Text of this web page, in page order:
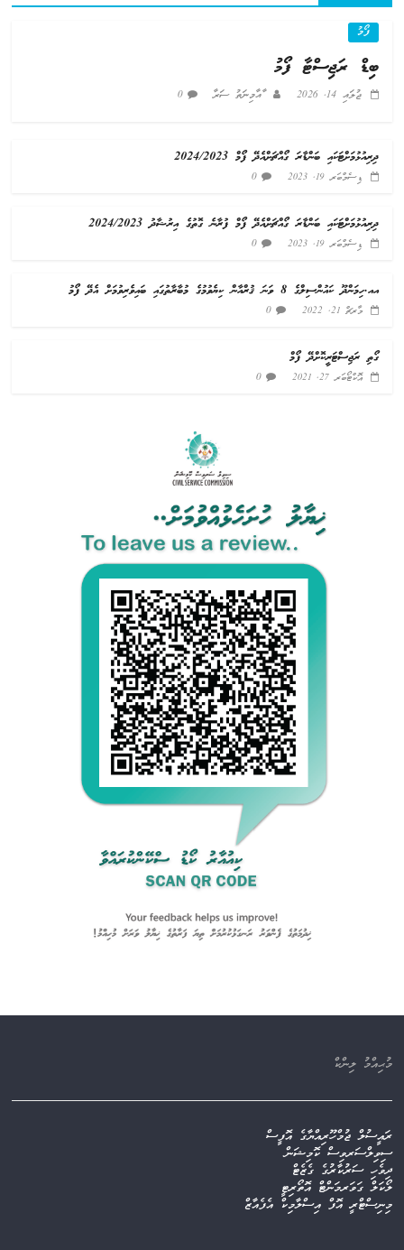
ފޯމު
ބިޑް ރަޖިސްޓާ ފޯމު
ޖުލައި 14, 2026 ާއާމިނަތު ސަރާ 0
ދިރިއުޅުމަށްޓަކައި ބަންޑާރަ ގޯއްޗަށްއެދޭ ފޯމް 2024/2023
ޑިސެމްބަރ 19, 2023 0
ދިރިއުޅުމަށްޓަކައި ބަންޑާރަ ގޯއްޗަށްއެދޭ ފޯމް ފުރާނެ ގޮތުގެ އިރުޝާދު 2024/2023
ޑިސެމްބަރ 19, 2023 0
އއ.ހިމަންދޫ ކައުންސިލްގެ 8 ވަނަ ޤުރްއާން ކިޔެވުމުގެ މުބާރާތުގައި ބައިވެރިވުމަށް އެދޭ ފޯމު
މާރޗް 21, 2022 0
ގޯތި ރަޖިސްޓަރީކޮށްދޭ ފޯމް
އޮކްޓޯބަރ 27, 2021 0
މުޙިއްމު ލިންކް
ރައީސުލް ޖުމްހޫރިއްޔާގެ އޮފީސް
ސިވިލްސަރވިސް ކޮމިޝަން
ދިވެހި ސަރުކާރުގެ ގެޒެޓް
ލޯކަލް ގަވަރމަންޓް އޮތޯރިޓީ
މިނިސްޓްރީ އޮފް އިސްލާމިކް އެފެއާޒް